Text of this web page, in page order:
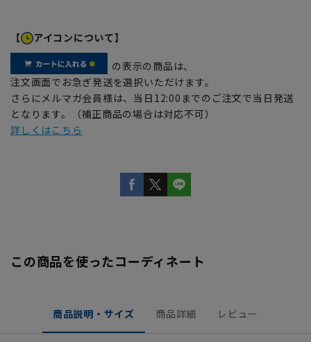
【 アイコンについて】
の表示の商品は、
注文画面でお急ぎ発送を選択いただけます。
さらにメルマガ会員様は、当日12:00までのご注文で当日発送
となります。（補正商品の場合は対応不可）
詳しくはこちら
この商品を使ったコーディネート
商品説明・サイズ 商品詳細 レビュー